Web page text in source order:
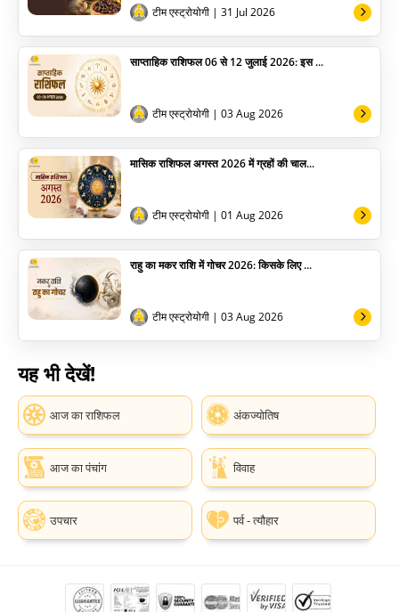
अन्य टीम एस्ट्रोयोगी | 31 Jul 2026
साप्ताहिक राशिफल 06 से 12 जुलाई 2026: इस ...
टीम एस्ट्रोयोगी | 03 Aug 2026
मासिक राशिफल अगस्त 2026 में ग्रहों की चाल...
टीम एस्ट्रोयोगी | 01 Aug 2026
राहु का मकर राशि में गोचर 2026: किसके लिए ...
टीम एस्ट्रोयोगी | 03 Aug 2026
यह भी देखें!
आज का राशिफल अंकज्योतिष
आज का पंचांग विवाह
उपचार पर्व - त्यौहार